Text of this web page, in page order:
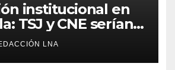
institucional en
TSJ y CNE serían
a finales de 2026
LNA